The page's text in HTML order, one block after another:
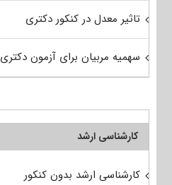
تاثیر معدل در کنکور دکتری
سهمیه مربیان برای آزمون دکتری
کارشناسی ارشد
کارشناسی ارشد بدون کنکور